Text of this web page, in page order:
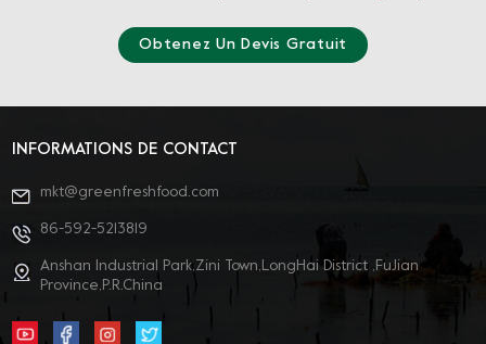
Obtenez Un Devis Gratuit
INFORMATIONS DE CONTACT
mkt@greenfreshfood.com
86-592-5213819
Anshan Industrial Park,Zini Town,LongHai District ,FuJian
Province,P.R.China